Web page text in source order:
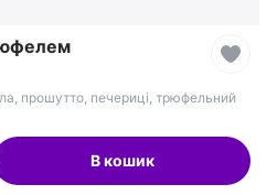
прошутто, печериці, трюфельний
В кошик